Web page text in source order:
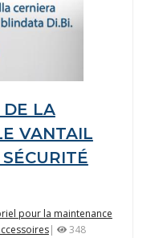
DE LA
VANTAIL
pour la maintenance
| 348